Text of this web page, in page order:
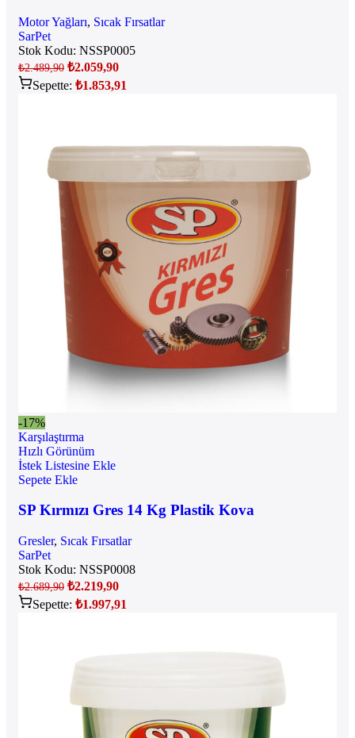
Motor Yağları, Sıcak Fırsatlar
SarPet
Stok Kodu: NSSP0005
₺2.489,90 ₺2.059,90
Sepette: ₺1.853,91
-17%
Karşılaştırma
Hızlı Görünüm
İstek Listesine Ekle
Sepete Ekle
SP Kırmızı Gres 14 Kg Plastik Kova
Gresler, Sıcak Fırsatlar
SarPet
Stok Kodu: NSSP0008
₺2.689,90 ₺2.219,90
Sepette: ₺1.997,91